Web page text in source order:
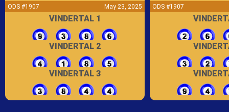
ODS #1907 May 23, 2025
VINDERTAL 1
VINDERTAL 2
VINDERTAL 3
ODS #1907